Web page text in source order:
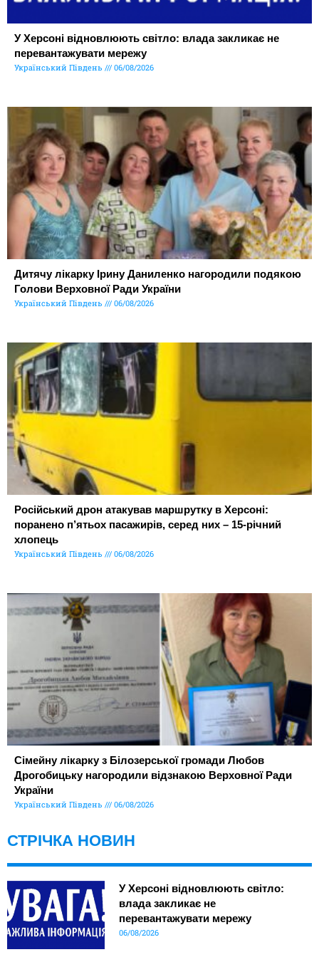
У Херсоні відновлюють світло: влада закликає не
перевантажувати мережу
Український Південь 06/08/2026
Дитячу лікарку Ірину Даниленко нагородили подякою
Голови Верховної Ради України
Український Південь 06/08/2026
Російський дрон атакував маршрутку в Херсоні:
поранено п’ятьох пасажирів, серед них – 15-річний
хлопець
Український Південь 06/08/2026
Сімейну лікарку з Білозерської громади Любов
Дрогобицьку нагородили відзнакою Верховної Ради
України
Український Південь 06/08/2026
СТРІЧКА НОВИН
У Херсоні відновлюють світло:
влада закликає не
перевантажувати мережу
06/08/2026